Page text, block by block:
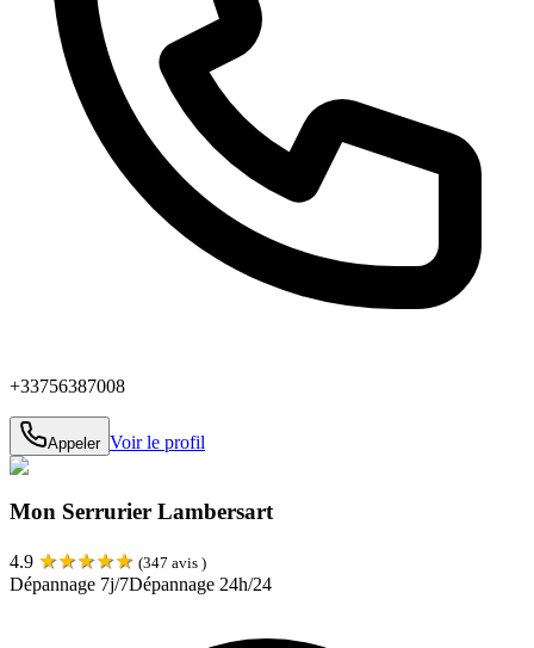
+33756387008
Appeler Voir le profil
Mon Serrurier Lambersart
4.9 ★★★★★ (347 avis )
Dépannage 7j/7Dépannage 24h/24